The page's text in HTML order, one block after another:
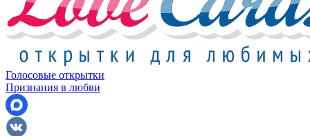
Голосовые открытки
Признания в любви